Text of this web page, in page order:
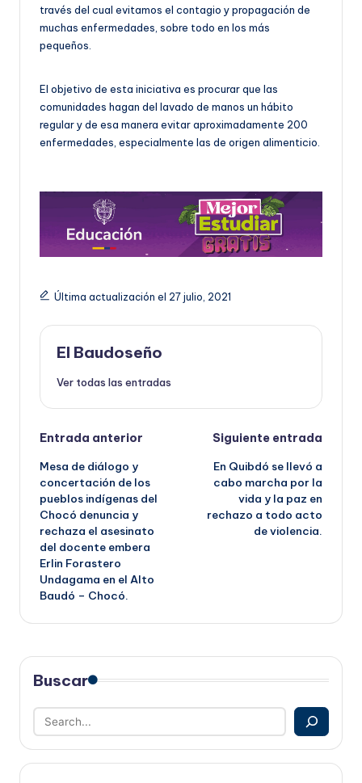
través del cual evitamos el contagio y propagación de
muchas enfermedades, sobre todo en los más
pequeños.
El objetivo de esta iniciativa es procurar que las
comunidades hagan del lavado de manos un hábito
regular y de esa manera evitar aproximadamente 200
enfermedades, especialmente las de origen alimenticio.
Última actualización el 27 julio, 2021
El Baudoseño
Ver todas las entradas
Navegación
de
entradas
Entrada anterior
Mesa de diálogo y
concertación de los
pueblos indígenas del
Chocó denuncia y
rechaza el asesinato
del docente embera
Erlin Forastero
Undagama en el Alto
Baudó – Chocó.
Siguiente entrada
En Quibdó se llevó a
cabo marcha por la
vida y la paz en
rechazo a todo acto
de violencia.
Buscar